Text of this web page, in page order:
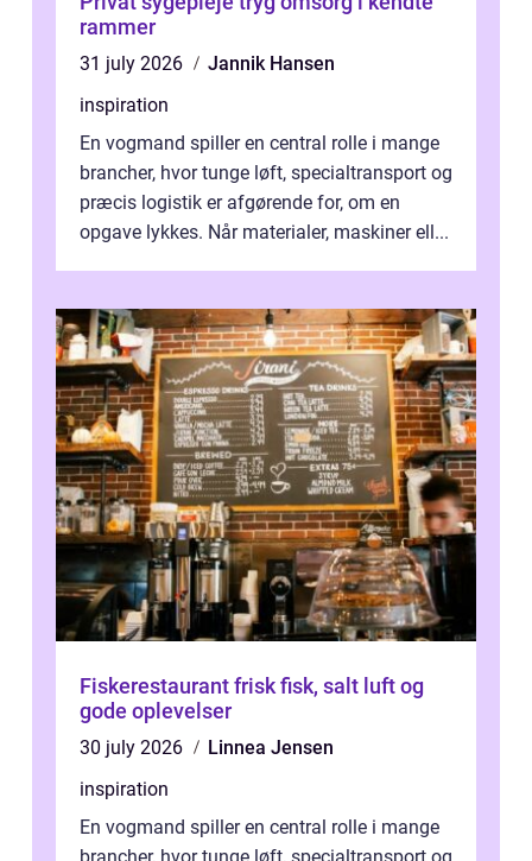
rammer
31 july 2026
Jannik Hansen
inspiration
En vogmand spiller en central rolle i mange
brancher, hvor tunge løft, specialtransport og
præcis logistik er afgørende for, om en
opgave lykkes. Når materialer, maskiner ell...
Fiskerestaurant frisk fisk, salt luft og
gode oplevelser
30 july 2026
Linnea Jensen
inspiration
En vogmand spiller en central rolle i mange